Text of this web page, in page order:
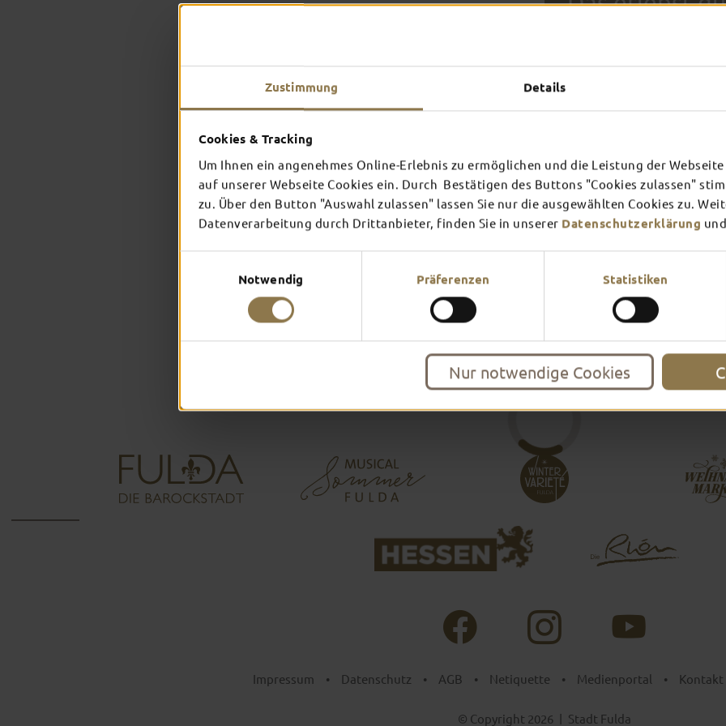
Zustimmung Details
Cookies & Tracking
Um Ihnen ein angenehmes Online-Erlebnis zu ermöglichen und die Leistung der
auf unserer Webseite Cookies ein. Durch Bestätigen des Buttons "Cookies zulassen"
zu. Über den Button "Auswahl zulassen" lassen Sie nur die ausgewählten Cookies zu.
Datenverarbeitung durch Drittanbieter, finden Sie in unserer Datenschutzerklärung
Notwendig Präferenzen Statistiken
Nur notwendige Cookies
SCHLOSS­
THEATER
Mehr erfahren
RHÖN
Mehr
Inspiration ansehen
TOP-
In Fulda ist irgendwo immer
Theater – entdecke hier
Impressum • Datenschutz • AGB • Netiquette • Medienportal • Kontakt
© Copyright 2026 | Stadt Fulda